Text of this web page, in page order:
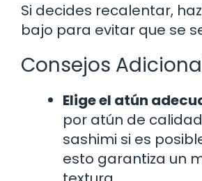
Si decides recalentar,
bajo para evitar que se
Consejos
Elige el atún
por atún de
sashimi si es
esto garantiza un